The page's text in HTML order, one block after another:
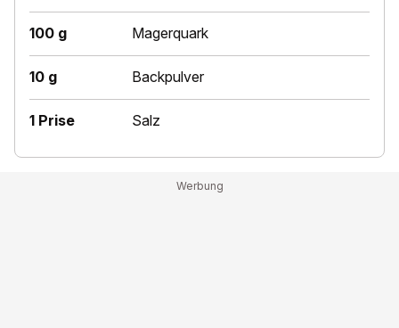
100 g Magerquark
10 g Backpulver
1 Prise Salz